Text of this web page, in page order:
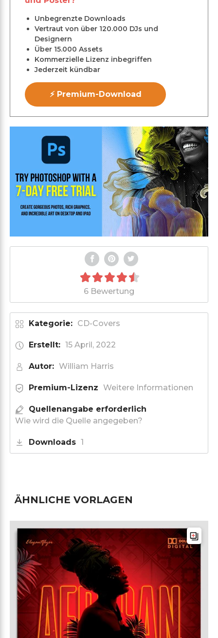
Unbegrenzte Downloads
Vertraut von über 120.000 DJs und
Designern
Über 15.000 Assets
Kommerzielle Lizenz inbegriffen
Jederzeit kündbar
⚡ Premium-Download
6 Bewertung
Kategorie: CD-Covers
Erstellt: 15 April, 2022
Autor: William Harris
Premium-Lizenz Weitere Informationen
Quellenangabe erforderlich
Wie wird die Quelle angegeben?
Downloads 1
ÄHNLICHE VORLAGEN